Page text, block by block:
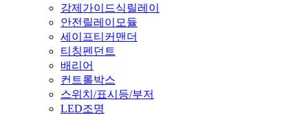
강제가이드식릴레이
안전릴레이모듈
세이프티커맨더
티칭펜던트
배리어
컨트롤박스
스위치/표시등/부저
LED조명